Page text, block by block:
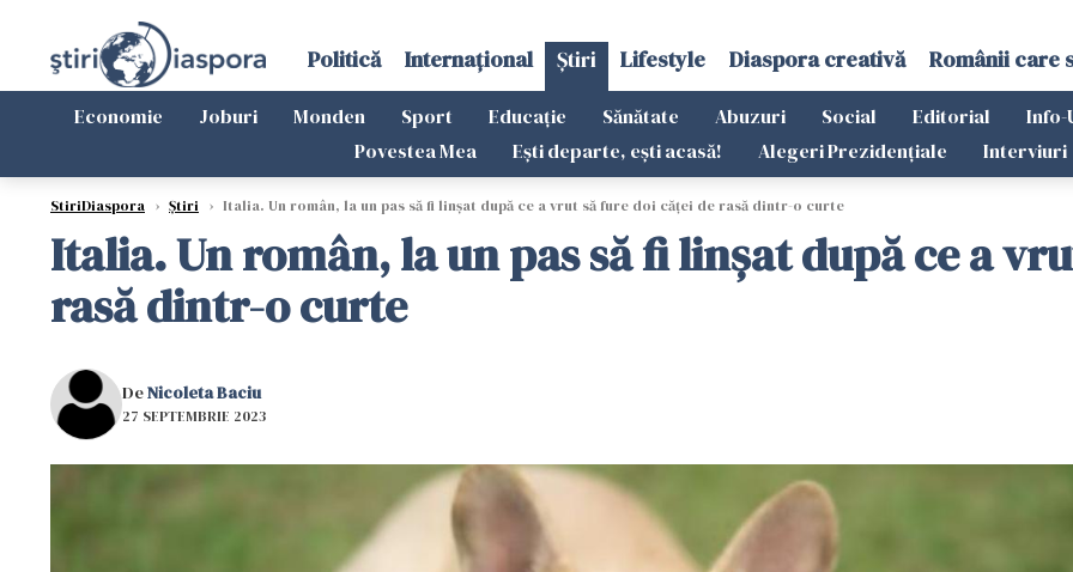
Politică Internațional Știri Lifestyle Diaspora creativă Românii care
Economie Joburi Monden Sport Educație Sănătate Abuzuri Social Editorial Info-
Povestea Mea
Ești departe, ești acasă! Alegeri Prezidențiale Interviuri
StiriDiaspora › Știri › Italia. Un român, la un pas să fi linșat după ce a vrut să fure doi căței de rasă dintr-o curte
Italia. Un român, la un pas să fi linșat după ce a
rasă dintr-o curte
DeNicoleta Baciu
27 SEPTEMBRIE 2023